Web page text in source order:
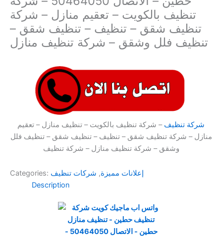
تنظيف بالكويت – تعقيم منازل – شركة
تنظيف شقق – تنظيف – تنظيف شقق –
تنظيف فلل وشقق – شركة تنظيف منازل
شركة تنظيف – شركة تنظيف بالكويت – تنظيف منازل – تعقيم
منازل – شركة تنظيف شقق – تنظيف – تنظيف شقق – تنظيف فلل
وشقق – شركة تنظيف منازل – شركة تنظيف
Categories: إعلانات مميزة, شركات تنظيف
Description